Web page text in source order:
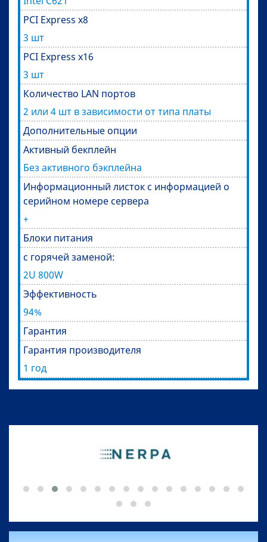
PCI Express x8
3 шт
PCI Express x16
3 шт
Количество LAN портов
2 или 4 шт в зависимости от типа платы
Дополнительные опции
Активный бекплейн
Без активного бэкплейна
Информационный листок с информацией о
серийном номере сервера
+
Блоки питания
с горячей заменой:
2U 800W
Эффективность
94%
Гарантия
Гарантия производителя
1 год